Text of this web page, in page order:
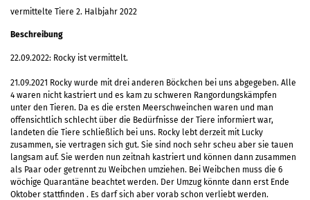
vermittelte Tiere 2. Halbjahr 2022
Beschreibung
22.09.2022: Rocky ist vermittelt.
21.09.2021 Rocky wurde mit drei anderen Böckchen bei uns abgegeben. Alle
4 waren nicht kastriert und es kam zu schweren Rangordungskämpfen
unter den Tieren. Da es die ersten Meerschweinchen waren und man
offensichtlich schlecht über die Bedürfnisse der Tiere informiert war,
landeten die Tiere schließlich bei uns. Rocky lebt derzeit mit Lucky
zusammen, sie vertragen sich gut. Sie sind noch sehr scheu aber sie tauen
langsam auf. Sie werden nun zeitnah kastriert und können dann zusammen
als Paar oder getrennt zu Weibchen umziehen. Bei Weibchen muss die 6
wöchige Quarantäne beachtet werden. Der Umzug könnte dann erst Ende
Oktober stattfinden . Es darf sich aber vorab schon verliebt werden.